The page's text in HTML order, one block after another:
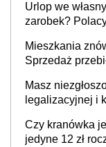
Urlop we
zarobek?
Mieszkania
Sprzedaż
Masz
legalizacyjnej i
Czy kranówka
jedyne 12 zł